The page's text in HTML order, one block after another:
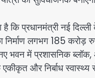
कि प्रधानमंत्री नई
लगभग 185 करोड़
भवन में प्रशासनिक ब्लॉक,
और निर्बाध